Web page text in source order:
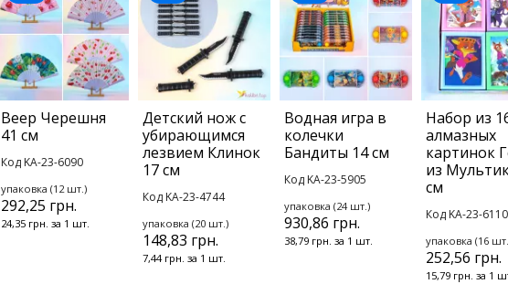
Веер Черешня
41 см
Код KA-23-6090
упаковка (12 шт.)
292,25 грн.
24,35 грн. за 1 шт.
Детский нож с
убирающимся
лезвием Клинок
17 см
Код KA-23-4744
упаковка (20 шт.)
148,83 грн.
7,44 грн. за 1 шт.
Водная игра в
колечки
Бандиты 14 см
Код KA-23-5905
упаковка (24 шт.)
930,86 грн.
38,79 грн. за 1 шт.
Набор из
алмазных
картинок
из
см
Код KA-23-6110
упаковка (16
252,56 грн.
15,79 грн. за 1